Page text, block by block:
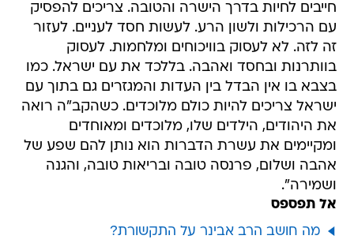
חייבים לחיות בדרך הישרה והטובה. צריכים להפסיק
עם הרכילות ולשון הרע. לעשות חסד לעניים. לעזור
זה לזה. לא לעסוק בוויכוחים ומלחמות. לעסוק
בוותרנות ובחסד ואהבה. בללכד את עם ישראל. כמו
בצבא בו אין הבדל בין העדות והמגזרים גם בתוך עם
ישראל צריכים להיות כולם מלוכדים. כשהקב"ה רואה
את היהודים, הילדים שלו, מלוכדים ומאוחדים
ומקיימים את עשרת הדברות הוא נותן להם שפע של
אהבה ושלום, פרנסה טובה ובריאות טובה, והגנה
ושמירה".
אל תפספס
מה חושב הרב אבינר על התקשורת?